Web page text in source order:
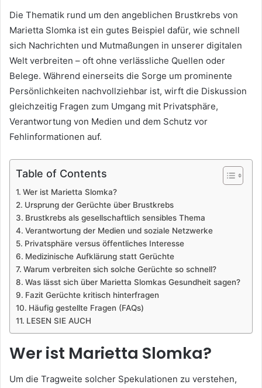
Die Thematik rund um den angeblichen Brustkrebs von
Marietta Slomka ist ein gutes Beispiel dafür, wie schnell
sich Nachrichten und Mutmaßungen in unserer digitalen
Welt verbreiten – oft ohne verlässliche Quellen oder
Belege. Während einerseits die Sorge um prominente
Persönlichkeiten nachvollziehbar ist, wirft die Diskussion
gleichzeitig Fragen zum Umgang mit Privatsphäre,
Verantwortung von Medien und dem Schutz vor
Fehlinformationen auf.
Table of Contents
Wer ist Marietta Slomka?
Ursprung der Gerüchte über Brustkrebs
Brustkrebs als gesellschaftlich sensibles Thema
Verantwortung der Medien und soziale Netzwerke
Privatsphäre versus öffentliches Interesse
Medizinische Aufklärung statt Gerüchte
Warum verbreiten sich solche Gerüchte so schnell?
Was lässt sich über Marietta Slomkas Gesundheit sagen?
Fazit Gerüchte kritisch hinterfragen
Häufig gestellte Fragen (FAQs)
LESEN SIE AUCH
Wer ist Marietta Slomka?
Um die Tragweite solcher Spekulationen zu verstehen,